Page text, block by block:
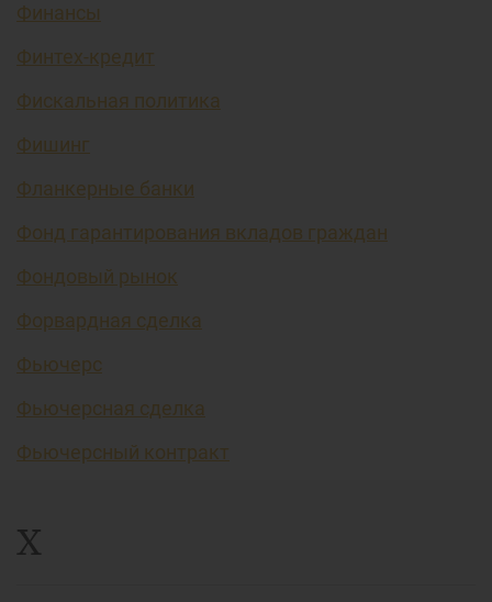
Финансы
Финтех-кредит
Фискальная политика
Фишинг
Фланкерные банки
Фонд гарантирования вкладов граждан
Фондовый рынок
Форвардная сделка
Фьючерс
Фьючерсная сделка
Фьючерсный контракт
Х